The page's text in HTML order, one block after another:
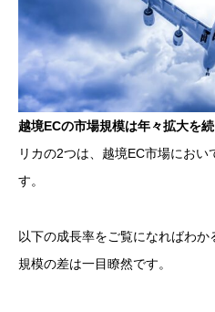
越境ECの市場規模は年々拡大を続
リカの2つは、越境EC市場におい
す。
以下の成長率をご覧になればわ
規模の差は一目瞭然です。